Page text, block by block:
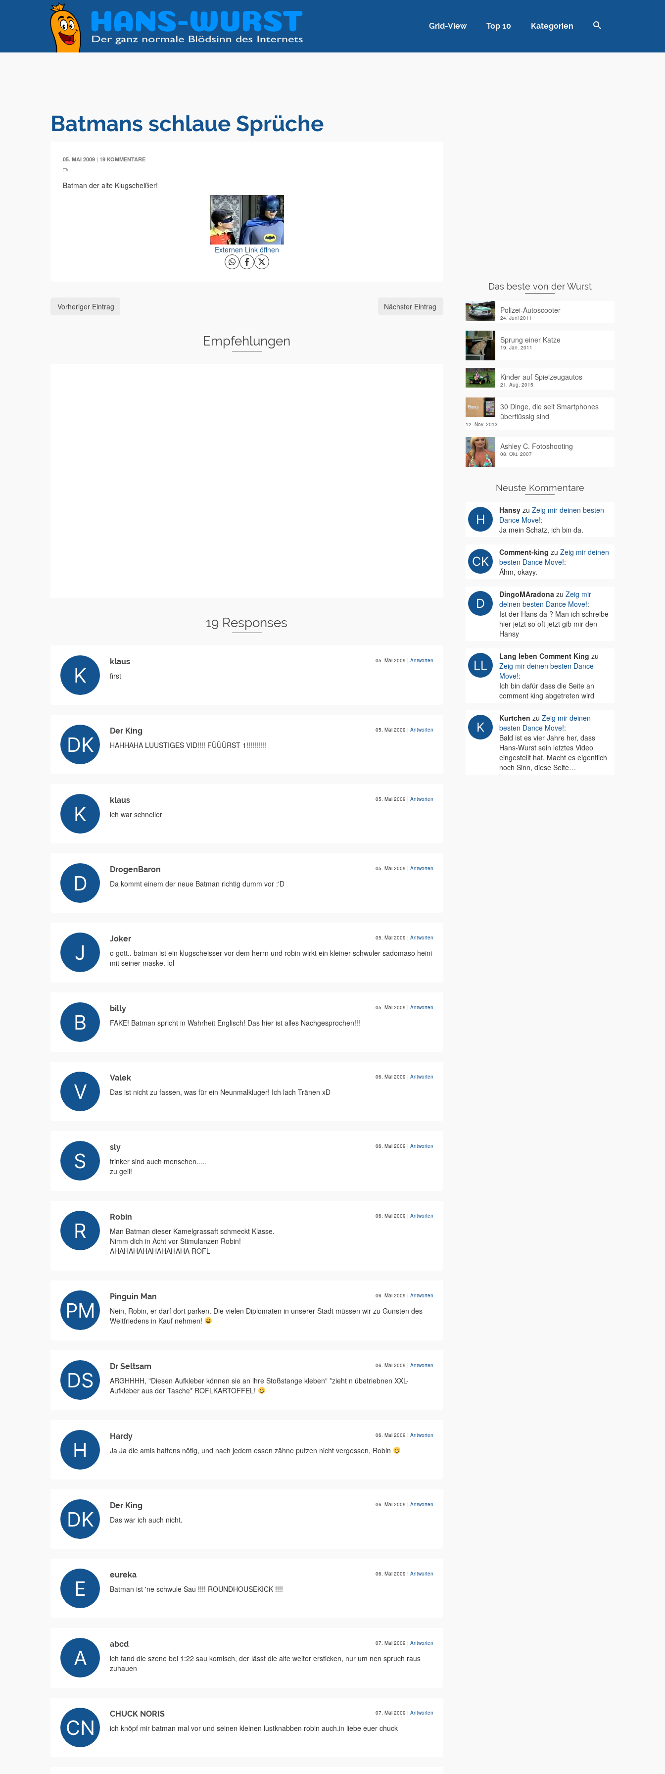
Grid-View Top 10 Kategorien
Batmans schlaue Sprüche
05. MAI 2009 | 19 KOMMENTARE
Batman der alte Klugscheißer!
Externen Link öffnen
Vorheriger Eintrag Nächster Eintrag
Empfehlungen
19 Responses
klaus 05. Mai 2009 | Antworten
first
Der King 05. Mai 2009 | Antworten
HAHHAHA LUUSTIGES VID!!!! FÜÜÜRST 1!!!!!!!!!!
klaus 05. Mai 2009 | Antworten
ich war schneller
DrogenBaron 05. Mai 2009 | Antworten
Da kommt einem der neue Batman richtig dumm vor :'D
Joker 05. Mai 2009 | Antworten
o gott.. batman ist ein klugscheisser vor dem herrn und robin wirkt ein kleiner schwuler sadomaso heini
mit seiner maske. lol
billy 05. Mai 2009 | Antworten
FAKE! Batman spricht in Wahrheit Englisch! Das hier ist alles Nachgesprochen!!!
Valek 06. Mai 2009 | Antworten
Das ist nicht zu fassen, was für ein Neunmalkluger! Ich lach Tränen xD
sly 06. Mai 2009 | Antworten
trinker sind auch menschen.....
zu geil!
Robin 06. Mai 2009 | Antworten
Man Batman dieser Kamelgrassaft schmeckt Klasse.
Nimm dich in Acht vor Stimulanzen Robin!
AHAHAHAHAHAHAHAHA ROFL
Pinguin Man 06. Mai 2009 | Antworten
Nein, Robin, er darf dort parken. Die vielen Diplomaten in unserer Stadt müssen wir zu Gunsten des
Weltfriedens in Kauf nehmen!
Dr Seltsam 06. Mai 2009 | Antworten
ARGHHHH, "Diesen Aufkleber können sie an ihre Stoßstange kleben" *zieht n übetriebnen XXL-
Aufkleber aus der Tasche* ROFLKARTOFFEL!
Hardy 06. Mai 2009 | Antworten
Ja Ja die amis hattens nötig, und nach jedem essen zähne putzen nicht vergessen, Robin
Der King 06. Mai 2009 | Antworten
Das war ich auch nicht.
eureka 06. Mai 2009 | Antworten
Batman ist 'ne schwule Sau !!!! ROUNDHOUSEKICK !!!!
abcd 07. Mai 2009 | Antworten
ich fand die szene bei 1:22 sau komisch, der lässt die alte weiter ersticken, nur um nen spruch raus
zuhauen
CHUCK NORIS 07. Mai 2009 | Antworten
ich knöpf mir batman mal vor und seinen kleinen lustknabben robin auch.in liebe euer chuck
Das beste von der Wurst
Polizei-Autoscooter
24. Juni 2011
Sprung einer Katze
19. Jan. 2011
Kinder auf Spielzeugautos
21. Aug. 2015
30 Dinge, die seit Smartphones
überflüssig sind
12. Nov. 2013
Ashley C. Fotoshooting
08. Okt. 2007
Neuste Kommentare
Hansyzu Zeig mir deinen besten
Dance Move!:
Ja mein Schatz, ich bin da.
Comment-king zu Zeig mir deinen
besten Dance Move!:
Ähm, okayy.
DingoMAradonazu Zeig mir
deinen besten Dance Move!:
Ist der Hans da ? Man ich schreibe
hier jetzt so oft jetzt gib mir den
Hansy
Lang leben Comment King zu
Zeig mir deinen besten Dance
Move!:
Ich bin dafür dass die Seite an
comment king abgetreten wird
Kurtchen zu Zeig mir deinen
besten Dance Move!:
Bald ist es vier Jahre her, dass
Hans-Wurst sein letztes Video
eingestellt hat. Macht es eigentlich
noch Sinn, diese Seite…